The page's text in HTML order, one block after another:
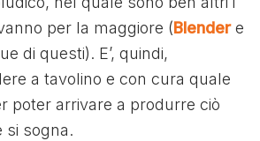
per la maggiore (Blendere
di questi). E’, quindi,
a tavolino e con cura quale
poter arrivare a produrre ciò
si sogna.